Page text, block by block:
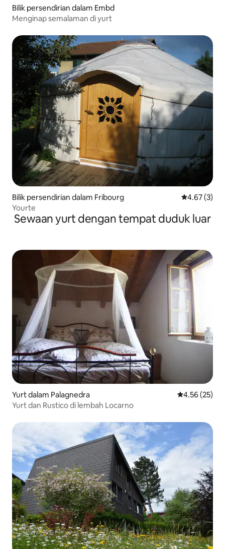
Bilik persendirian dalam Embd
Menginap semalaman di yurt
Bilik persendirian dalam Fribourg Penarafan
4.67 (3)
Yourte
Sewaan yurt dengan tempat duduk luar
Yurt dalam Palagnedra Penarafan
4.56 (25)
Yurt dan Rustico di lembah Locarno